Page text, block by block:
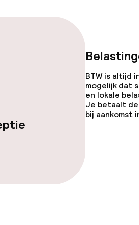
Diner à la
BTW is altijd
mogelijk dat
en lokale
Je betaalt
bij aankomst